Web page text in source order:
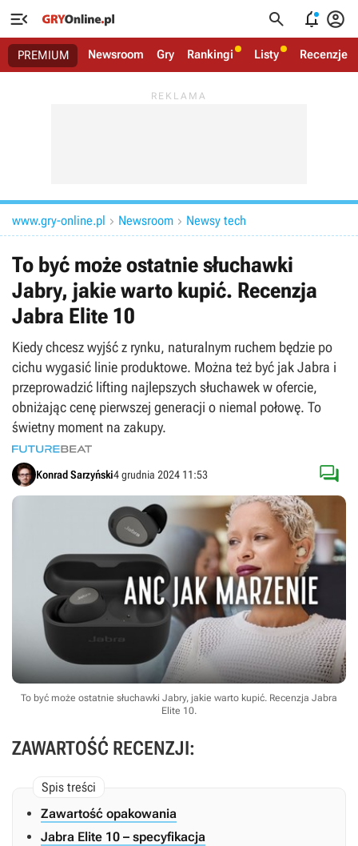
   
PREMIUM Newsroom Gry Rankingi Listy Recenzje
www.gry-online.pl  Newsroom  Newsy tech
To być może ostatnie słuchawki
Jabry, jakie warto kupić. Recenzja
Jabra Elite 10
Kiedy chcesz wyjść z rynku, naturalnym ruchem będzie po
cichu wygasić linie produktowe. Można też być jak Jabra i
przeprowadzić lifting najlepszych słuchawek w ofercie,
obniżając cenę pierwszej generacji o niemal połowę. To
świetny moment na zakupy.
Konrad Sarzyński4 grudnia 2024 11:53 
To być może ostatnie słuchawki Jabry, jakie warto kupić. Recenzja Jabra
Elite 10.
ZAWARTOŚĆ RECENZJI:
Zawartość opakowania
Jabra Elite 10 – specyfikacja